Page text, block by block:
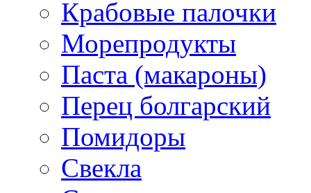
Крабовые палочки
Морепродукты
Паста (макароны)
Перец болгарский
Помидоры
Свекла